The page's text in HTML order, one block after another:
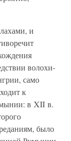
и
волохи-
само
к
в XII в.
было